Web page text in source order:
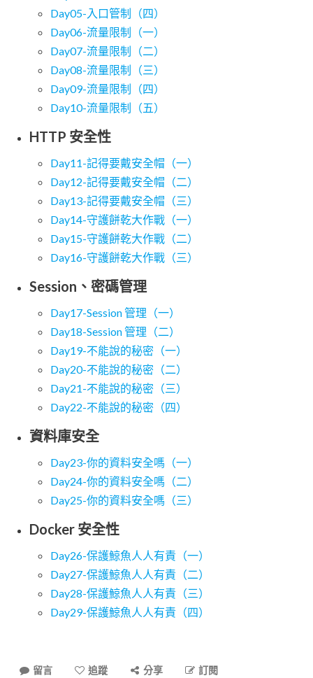
Day05-入口管制（四）
Day06-流量限制（一）
Day07-流量限制（二）
Day08-流量限制（三）
Day09-流量限制（四）
Day10-流量限制（五）
HTTP 安全性
Day11-記得要戴安全帽（一）
Day12-記得要戴安全帽（二）
Day13-記得要戴安全帽（三）
Day14-守護餅乾大作戰（一）
Day15-守護餅乾大作戰（二）
Day16-守護餅乾大作戰（三）
Session、密碼管理
Day17-Session 管理（一）
Day18-Session 管理（二）
Day19-不能說的秘密（一）
Day20-不能說的秘密（二）
Day21-不能說的秘密（三）
Day22-不能說的秘密（四）
資料庫安全
Day23-你的資料安全嗎（一）
Day24-你的資料安全嗎（二）
Day25-你的資料安全嗎（三）
Docker 安全性
Day26-保護鯨魚人人有責（一）
Day27-保護鯨魚人人有責（二）
Day28-保護鯨魚人人有責（三）
Day29-保護鯨魚人人有責（四）
留言 追蹤 分享 訂閱